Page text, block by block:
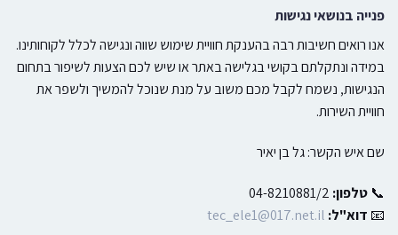
פנייה בנושאי נגישות
אנו רואים חשיבות רבה בהענקת חוויית שימוש שווה ונגישה לכלל לקוחותינו.
במידה ונתקלתם בקושי בגלישה באתר או שיש לכם הצעות לשיפור בתחום
הנגישות, נשמח לקבל מכם משוב על מנת שנוכל להמשיך ולשפר את
חוויית השירות.
שם איש הקשר: גל בן יאיר
📞 טלפון:
📧 דוא"ל: tec_ele1@017.net.il